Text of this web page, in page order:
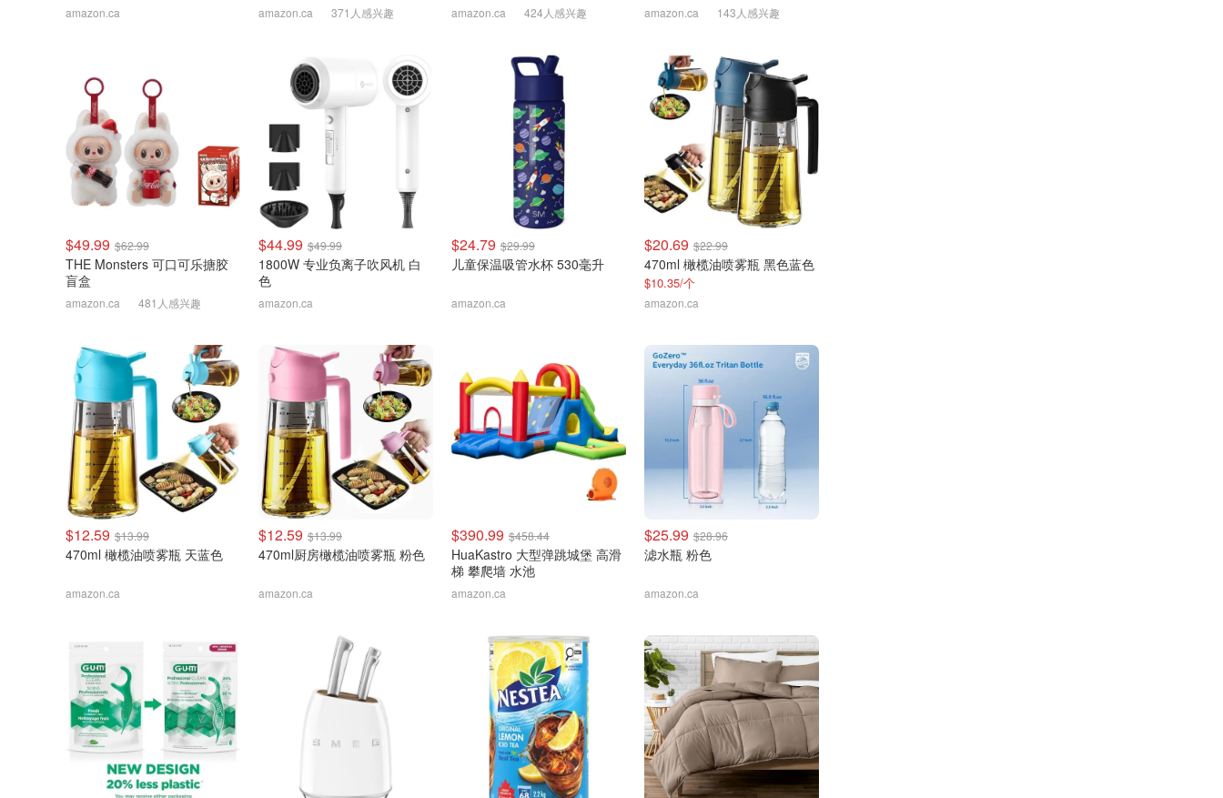
amazon.ca amazon.ca 371人感兴趣 amazon.ca 424人感兴趣 amazon.ca 143人感兴趣
$49.99 $62.99
THE Monsters 可口可乐搪胶
盲盒
amazon.ca 481人感兴趣
$44.99 $49.99
1800W 专业负离子吹风机 白
色
amazon.ca
$24.79 $29.99
儿童保温吸管水杯 530毫升
amazon.ca
$20.69 $22.99
470ml 橄榄油喷雾瓶 黑色蓝色
$10.35/个
amazon.ca
$12.59 $13.99
470ml 橄榄油喷雾瓶 天蓝色
amazon.ca
$12.59 $13.99
470ml厨房橄榄油喷雾瓶 粉色
amazon.ca
$390.99 $458.44
HuaKastro 大型弹跳城堡 高滑
梯 攀爬墙 水池
amazon.ca
$25.99 $28.96
滤水瓶 粉色
amazon.ca